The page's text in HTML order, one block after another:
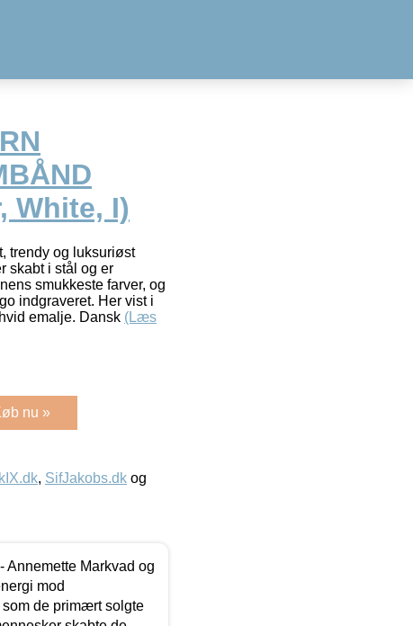
White, I)
trendy og luksuriøst
skabt i stål og er
smukkeste farver, og
indgraveret. Her vist i
emalje. Dansk (Læs
nu »
, SifJakobs.dk og
Annemette Markvad og
mod
de primært solgte